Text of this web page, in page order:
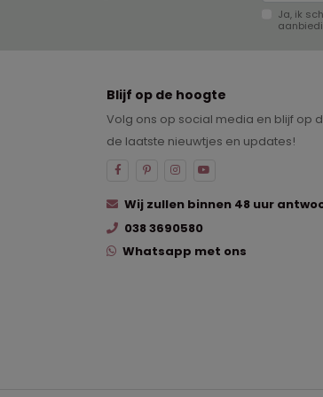
Ja, ik
Blijf op de hoogte
Volg ons op social media en blijf op
de laatste nieuwtjes en updates!
Wij zullen binnen 48 uur
038 3690580
Whatsapp met ons